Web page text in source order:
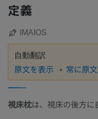
定義
IMAIOS
自動翻訳
原文を表示 常に原
視床枕は、視床の後方に